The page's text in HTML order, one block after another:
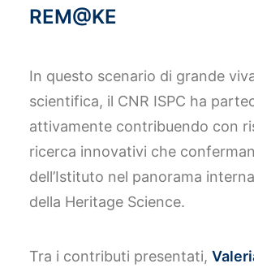
REM@KE
In questo scenario di grande
scientifica, il CNR ISPC ha
attivamente contribuendo con
ricerca innovativi che
dell’Istituto nel panorama
della Heritage Science.
Tra i contributi presentati,